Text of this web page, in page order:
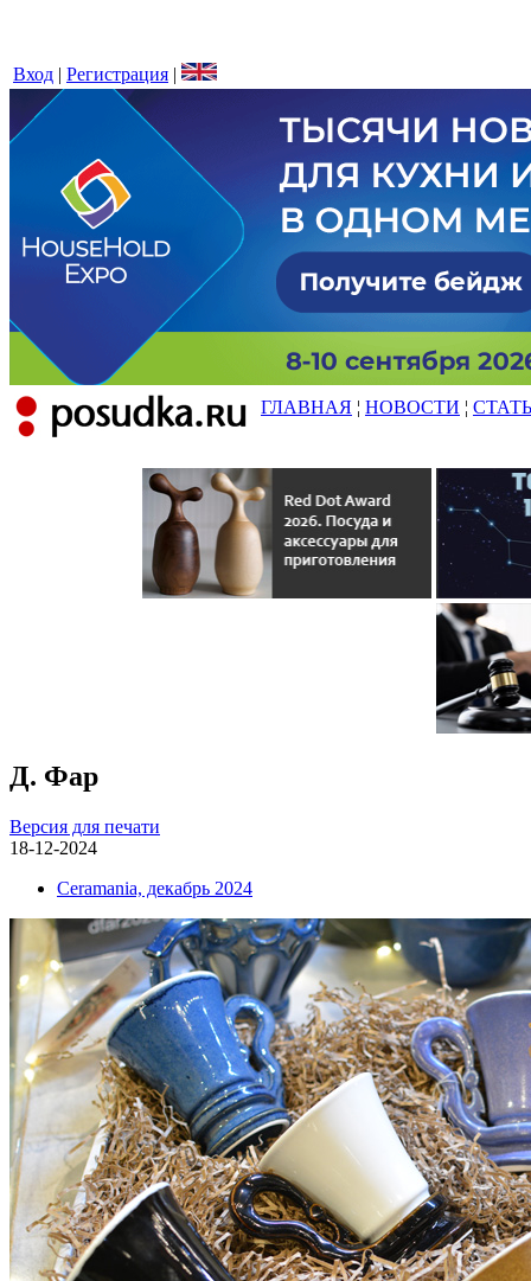
Вход | Регистрация |
ГЛАВНАЯ ¦ НОВОСТИ ¦
Д. Фар
Версия для печати
18-12-2024
Ceramania, декабрь 2024